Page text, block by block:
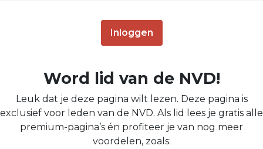
Inloggen
Word lid van de NVD!
Leuk dat je deze pagina wilt lezen. Deze pagina is
exclusief voor leden van de NVD. Als lid lees je gratis alle
premium-pagina’s én profiteer je van nog meer
voordelen, zoals: